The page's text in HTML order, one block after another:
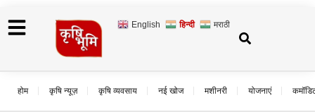
English हिन्दी मराठी
होम कृषि न्यूज़ कृषि व्यवसाय नई खोज मशीनरी योजनाएं